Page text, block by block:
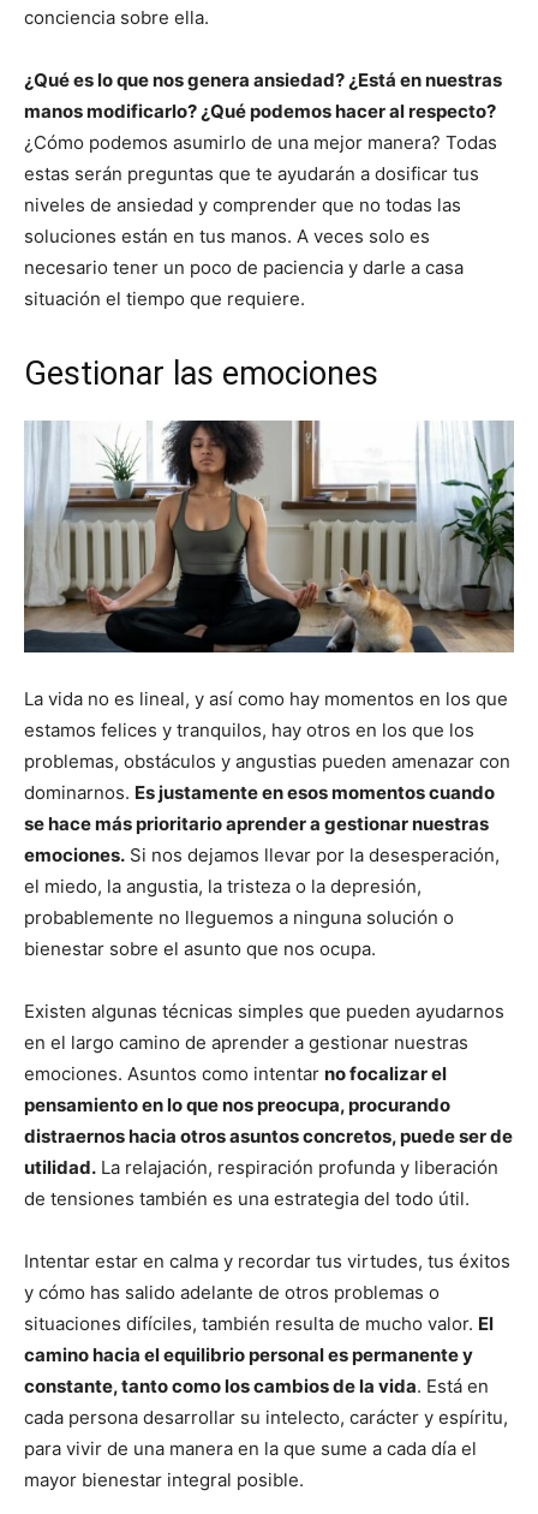
conciencia sobre ella.
¿Qué es lo que nos genera ansiedad? ¿Está en nuestras
manos modificarlo? ¿Qué podemos hacer al respecto?
¿Cómo podemos asumirlo de una mejor manera? Todas
estas serán preguntas que te ayudarán a dosificar tus
niveles de ansiedad y comprender que no todas las
soluciones están en tus manos. A veces solo es
necesario tener un poco de paciencia y darle a casa
situación el tiempo que requiere.
Gestionar las emociones
La vida no es lineal, y así como hay momentos en los que
estamos felices y tranquilos, hay otros en los que los
problemas, obstáculos y angustias pueden amenazar con
dominarnos. Es justamente en esos momentos cuando
se hace más prioritario aprender a gestionar nuestras
emociones. Si nos dejamos llevar por la desesperación,
el miedo, la angustia, la tristeza o la depresión,
probablemente no lleguemos a ninguna solución o
bienestar sobre el asunto que nos ocupa.
Existen algunas técnicas simples que pueden ayudarnos
en el largo camino de aprender a gestionar nuestras
emociones. Asuntos como intentar no focalizar el
pensamiento en lo que nos preocupa, procurando
distraernos hacia otros asuntos concretos, puede ser de
utilidad. La relajación, respiración profunda y liberación
de tensiones también es una estrategia del todo útil.
Intentar estar en calma y recordar tus virtudes, tus éxitos
y cómo has salido adelante de otros problemas o
situaciones difíciles, también resulta de mucho valor. El
camino hacia el equilibrio personal es permanente y
constante, tanto como los cambios de la vida. Está en
cada persona desarrollar su intelecto, carácter y espíritu,
para vivir de una manera en la que sume a cada día el
mayor bienestar integral posible.